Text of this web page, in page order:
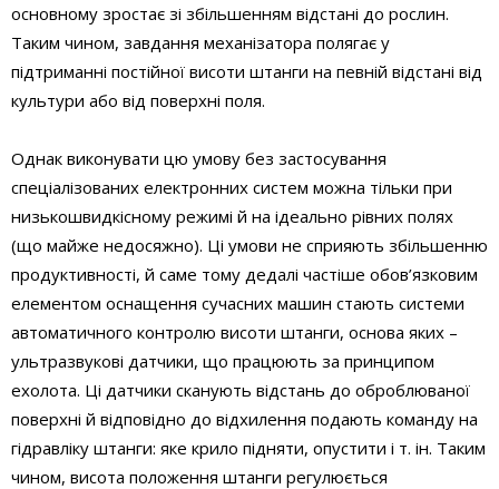
основному зростає зі збільшенням відстані до рослин.
Таким чином, завдання механізатора полягає у
підтриманні постійної висоти штанги на певній відстані від
культури або від поверхні поля.
Однак виконувати цю умову без застосування
спеціалізованих електронних систем можна тільки при
низькошвидкісному режимі й на ідеально рівних полях
(що майже недосяжно). Ці умови не сприяють збільшенню
продуктивності, й саме тому дедалі частіше обов’язковим
елементом оснащення сучасних машин стають системи
автоматичного контролю висоти штанги, основа яких –
ультразвукові датчики, що працюють за принципом
ехолота. Ці датчики сканують відстань до оброблюваної
поверхні й відповідно до відхилення подають команду на
гідравліку штанги: яке крило підняти, опустити і т. ін. Таким
чином, висота положення штанги регулюється